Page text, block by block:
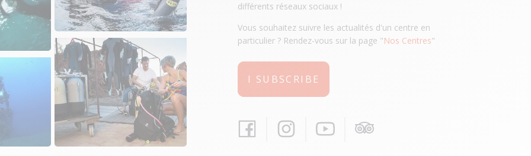
différents réseaux sociaux !
Vous souhaitez suivre les actualités d'un centre en
particulier ? Rendez-vous sur la page "Nos Centres"
I SUBSCRIBE